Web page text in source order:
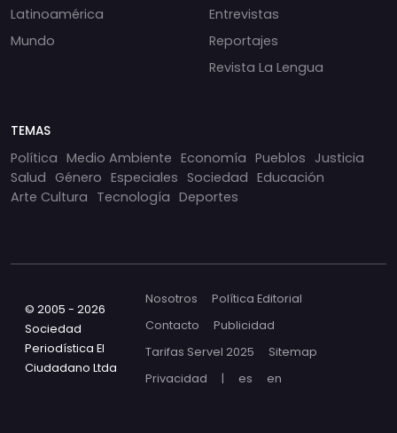
Latinoamérica
Mundo
Entrevistas
Reportajes
Revista La Lengua
TEMAS
Política Medio Ambiente Economía Pueblos Justicia
Salud Género Especiales Sociedad Educación
Arte Cultura Tecnología Deportes
© 2005 - 2026
Sociedad
Periodística El
Ciudadano Ltda
Nosotros
Política Editorial
Contacto
Publicidad
Tarifas Servel 2025
Sitemap
Privacidad
| es en